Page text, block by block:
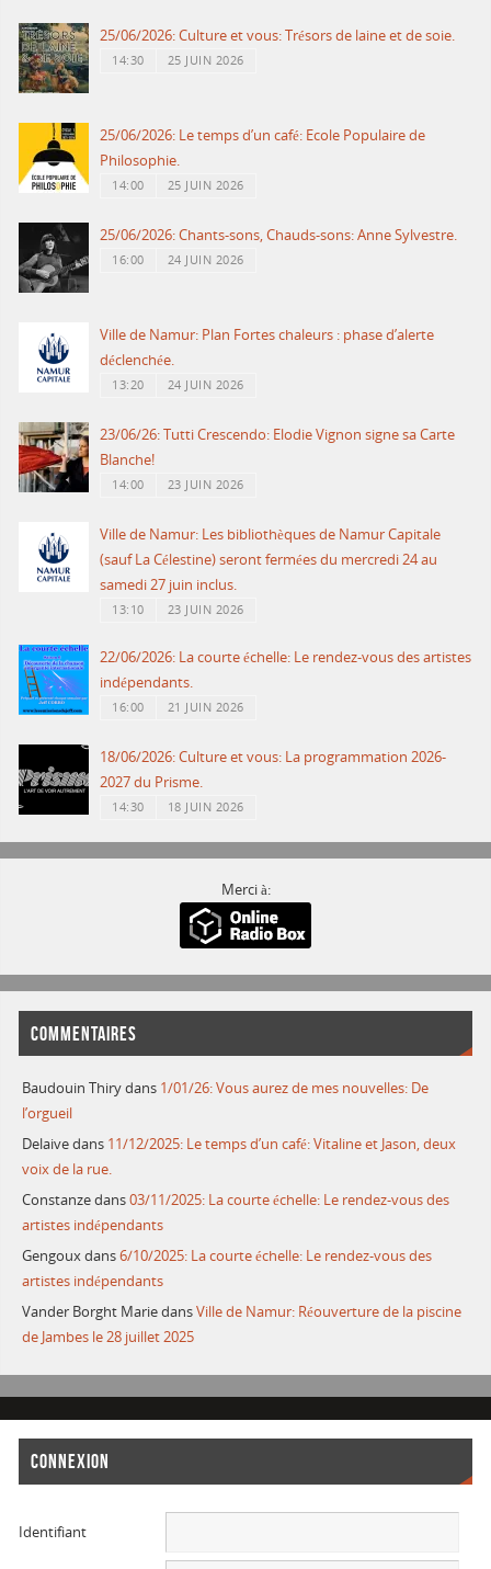
25/06/2026: Culture et vous: Trésors de laine et de soie.
14:30 25 JUIN 2026
25/06/2026: Le temps d’un café: Ecole Populaire de
Philosophie.
14:00 25 JUIN 2026
25/06/2026: Chants-sons, Chauds-sons: Anne Sylvestre.
16:00 24 JUIN 2026
Ville de Namur: Plan Fortes chaleurs : phase d’alerte
déclenchée.
13:20 24 JUIN 2026
23/06/26: Tutti Crescendo: Elodie Vignon signe sa Carte
Blanche!
14:00 23 JUIN 2026
Ville de Namur: Les bibliothèques de Namur Capitale
(sauf La Célestine) seront fermées du mercredi 24 au
samedi 27 juin inclus.
13:10 23 JUIN 2026
22/06/2026: La courte échelle: Le rendez-vous des artistes
indépendants.
16:00 21 JUIN 2026
18/06/2026: Culture et vous: La programmation 2026-
2027 du Prisme.
14:30 18 JUIN 2026
Merci à:
COMMENTAIRES
Baudouin Thirydans 1/01/26: Vous aurez de mes nouvelles: De
l’orgueil
Delaivedans 11/12/2025: Le temps d’un café: Vitaline et Jason, deux
voix de la rue.
Constanzedans03/11/2025: La courte échelle: Le rendez-vous des
artistes indépendants
Gengouxdans6/10/2025: La courte échelle: Le rendez-vous des
artistes indépendants
Vander Borght MariedansVille de Namur: Réouverture de la piscine
de Jambes le 28 juillet 2025
CONNEXION
Identifiant